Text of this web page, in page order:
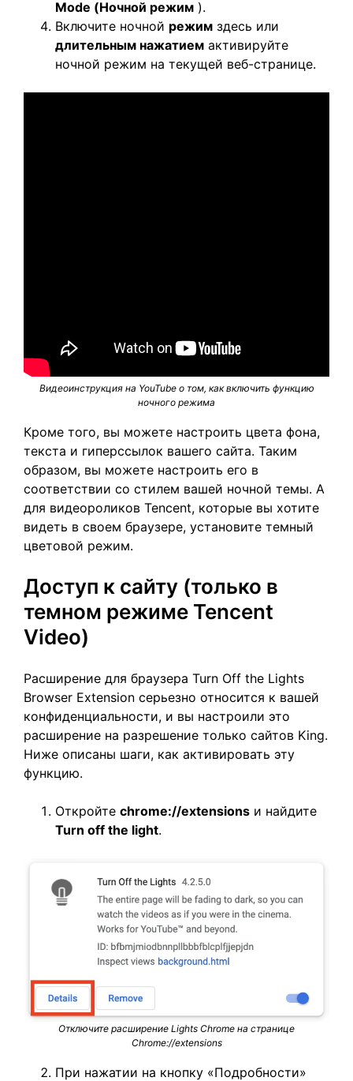
Mode (Ночной режим ).
Включите ночной режим здесь или
длительным нажатием активируйте
ночной режим на текущей веб-странице.
Видеоинструкция на YouTube о том, как включить функцию
ночного режима
Кроме того, вы можете настроить цвета фона,
текста и гиперссылок вашего сайта. Таким
образом, вы можете настроить его в
соответствии со стилем вашей ночной темы. А
для видеороликов Tencent, которые вы хотите
видеть в своем браузере, установите темный
цветовой режим.
Доступ к сайту (только в
темном режиме Tencent
Video)
Расширение для браузера Turn Off the Lights
Browser Extension серьезно относится к вашей
конфиденциальности, и вы настроили это
расширение на разрешение только сайтов King.
Ниже описаны шаги, как активировать эту
функцию.
Откройте chrome://extensions и найдите
Turn off the light.
Отключите расширение Lights Chrome на странице
Chrome://extensions
При нажатии на кнопку «Подробности»